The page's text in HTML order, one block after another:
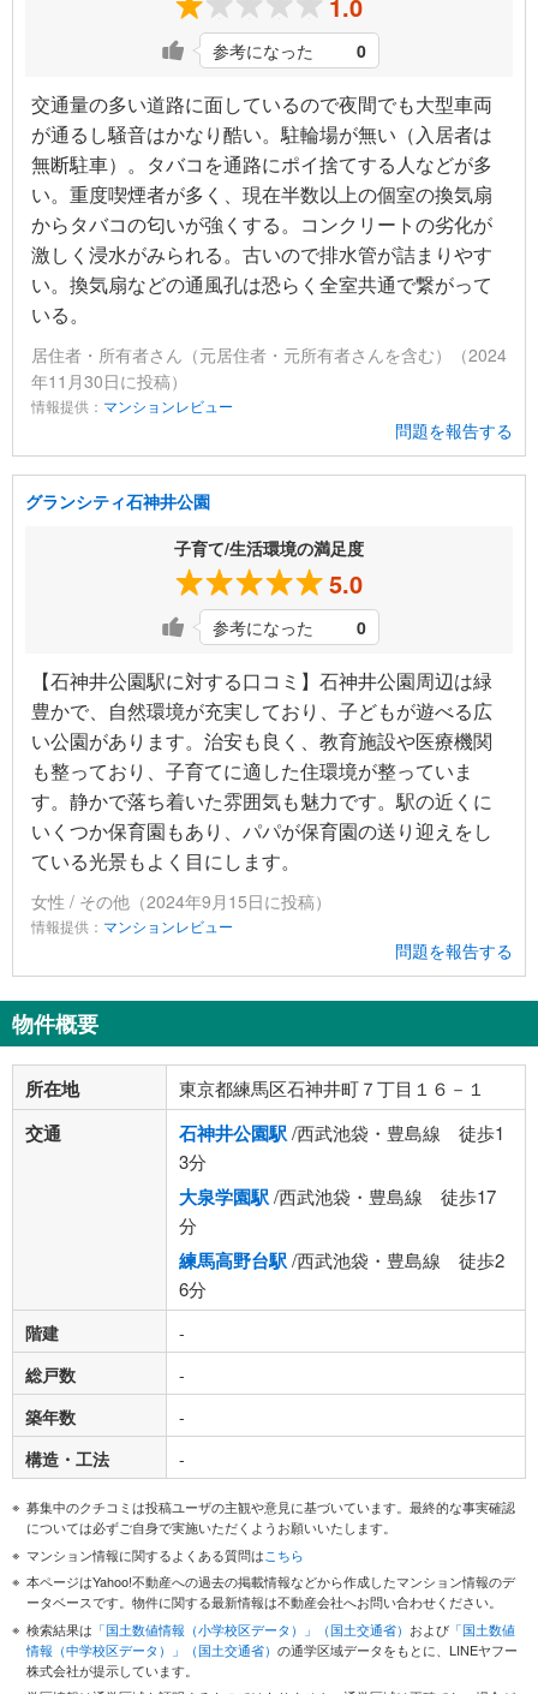
参考になった 0
交通量の多い道路に面しているので夜間でも大型車両
が通るし騒音はかなり酷い。駐輪場が無い（入居者は
無断駐車）。タバコを通路にポイ捨てする人などが多
い。重度喫煙者が多く、現在半数以上の個室の換気扇
からタバコの匂いが強くする。コンクリートの劣化が
激しく浸水がみられる。古いので排水管が詰まりやす
い。換気扇などの通風孔は恐らく全室共通で繋がって
いる。
居住者・所有者さん（元居住者・元所有者さんを含む）（2024
年11月30日に投稿）
情報提供： マンションレビュー
問題を報告する
グランシティ石神井公園
子育て/生活環境の満足度
5.0
参考になった 0
【石神井公園駅に対する口コミ】石神井公園周辺は緑
豊かで、自然環境が充実しており、子どもが遊べる広
い公園があります。治安も良く、教育施設や医療機関
も整っており、子育てに適した住環境が整っていま
す。静かで落ち着いた雰囲気も魅力です。駅の近くに
いくつか保育園もあり、パパが保育園の送り迎えをし
ている光景もよく目にします。
女性 / その他（2024年9月15日に投稿）
情報提供： マンションレビュー
問題を報告する
物件概要
所在地 東京都練馬区石神井町７丁目１６－１
交通 石神井公園駅/西武池袋・豊島線 徒歩1
3分
大泉学園駅/西武池袋・豊島線 徒歩17
分
練馬高野台駅/西武池袋・豊島線 徒歩2
6分
階建
-
総戸数
-
築年数
-
構造・工法
-
募集中のクチコミは投稿ユーザの主観や意見に基づいています。最終的な事実確認
については必ずご自身で実施いただくようお願いいたします。
マンション情報に関するよくある質問はこちら
本ページはYahoo!不動産への過去の掲載情報などから作成したマンション情報のデ
ータベースです。物件に関する最新情報は不動産会社へお問い合わせください。
検索結果は 「国土数値情報（小学校区データ）」（国土交通省） および 「国土数値
情報（中学校区データ）」（国土交通省） の通学区域データをもとに、LINEヤフー
株式会社が提示しています。